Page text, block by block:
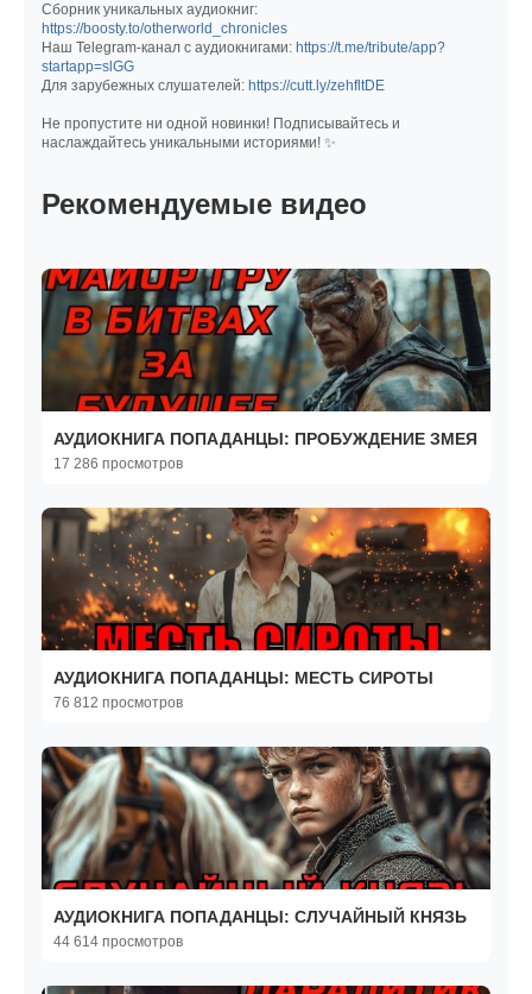
Сборник уникальных аудиокниг:
https://boosty.to/otherworld_chronicles
Наш Telegram-канал с аудиокнигами: https://t.me/tribute/app?
startapp=slGG
Для зарубежных слушателей: https://cutt.ly/zehfltDE
Не пропустите ни одной новинки! Подписывайтесь и
наслаждайтесь уникальными историями! ✨
Рекомендуемые видео
АУДИОКНИГА ПОПАДАНЦЫ: ПРОБУЖДЕНИЕ ЗМЕЯ
17 286 просмотров
АУДИОКНИГА ПОПАДАНЦЫ: МЕСТЬ СИРОТЫ
76 812 просмотров
АУДИОКНИГА ПОПАДАНЦЫ: СЛУЧАЙНЫЙ КНЯЗЬ
44 614 просмотров